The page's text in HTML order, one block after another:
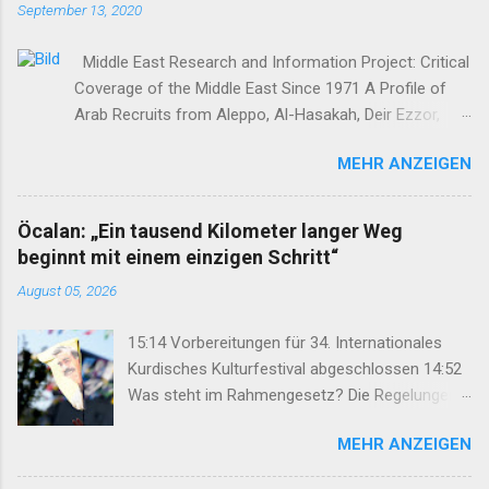
September 13, 2020
Middle East Research and Information Project: Critical
Coverage of the Middle East Since 1971 A Profile of
Arab Recruits from Aleppo, Al-Hasakah, Deir Ezzor,
Austin Holmes In: 295 (Summer 2020) I n 2012, as the
so-called Arab Spring protests in Damascus and
elsewhere in Syria descended into a brutal civil war,
President Bashar al-Asad withdrew his forces from
northern Syria to turn their guns on rebels in the south.
Into the vacuum stepped the Democratic Union Party
wing, the People’s Protection Units (Yekîneyên
Parastina Gel, or YPG)—which set up a rudimentary
Autonomous Administration in three cantons: Afrin,
Kobane and Jazira. Surrounded by enemies, the three
cantons that declared self-rule were not even
connected to each o...
MEHR ANZEIGEN
Öcalan: „Ein tausend Kilometer langer Weg
beginnt mit einem einzigen Schritt“
August 05, 2026
15:14 Vorbereitungen für 34. Internationales
Kurdisches Kulturfestival abgeschlossen 14:52
Was steht im Rahmengesetz? Die Regelungen
Keimzelle des Demokratisierungsprozesses
werden 14:25 Rahmengesetz zum
MEHR ANZEIGEN